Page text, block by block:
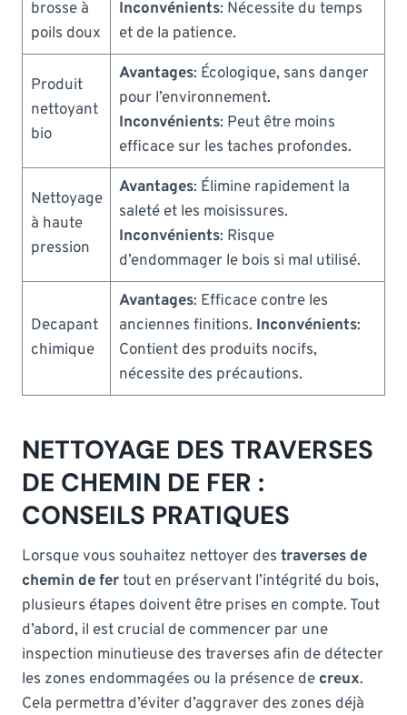
brosse à
poils doux
Inconvénients: Nécessite du temps
et de la patience.
Produit
nettoyant
bio
Avantages: Écologique, sans danger
pour l’environnement.
Inconvénients: Peut être moins
efficace sur les taches profondes.
Nettoyage
à haute
pression
Avantages: Élimine rapidement la
saleté et les moisissures.
Inconvénients: Risque
d’endommager le bois si mal utilisé.
Decapant
chimique
Avantages: Efficace contre les
anciennes finitions. Inconvénients:
Contient des produits nocifs,
nécessite des précautions.
NETTOYAGE DES TRAVERSES
DE CHEMIN DE FER :
CONSEILS PRATIQUES
Lorsque vous souhaitez nettoyer des traverses de
chemin de fertout en préservant l’intégrité du bois,
plusieurs étapes doivent être prises en compte. Tout
d’abord, il est crucial de commencer par une
inspection minutieuse des traverses afin de détecter
les zones endommagées ou la présence de creux.
Cela permettra d’éviter d’aggraver des zones déjà